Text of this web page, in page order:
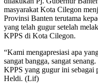
masyarakat Kota Cilegon
Provinsi Banten terutama
yang telah gugur setelah
KPPS di Kota Cilegon.
“Kami mengapresiasi apa
sangat bangga, sangat
KPPS yang gugur ini sebagai
Heldi. (Lif)